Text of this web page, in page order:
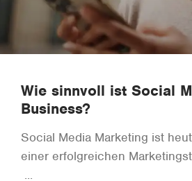
Wie sinnvoll ist Social
Business?
Social Media Marketing ist
einer erfolgreichen